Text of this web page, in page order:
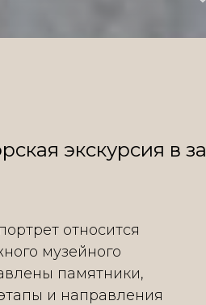
экскурсия в
относится
музейного
памятники,
и направления